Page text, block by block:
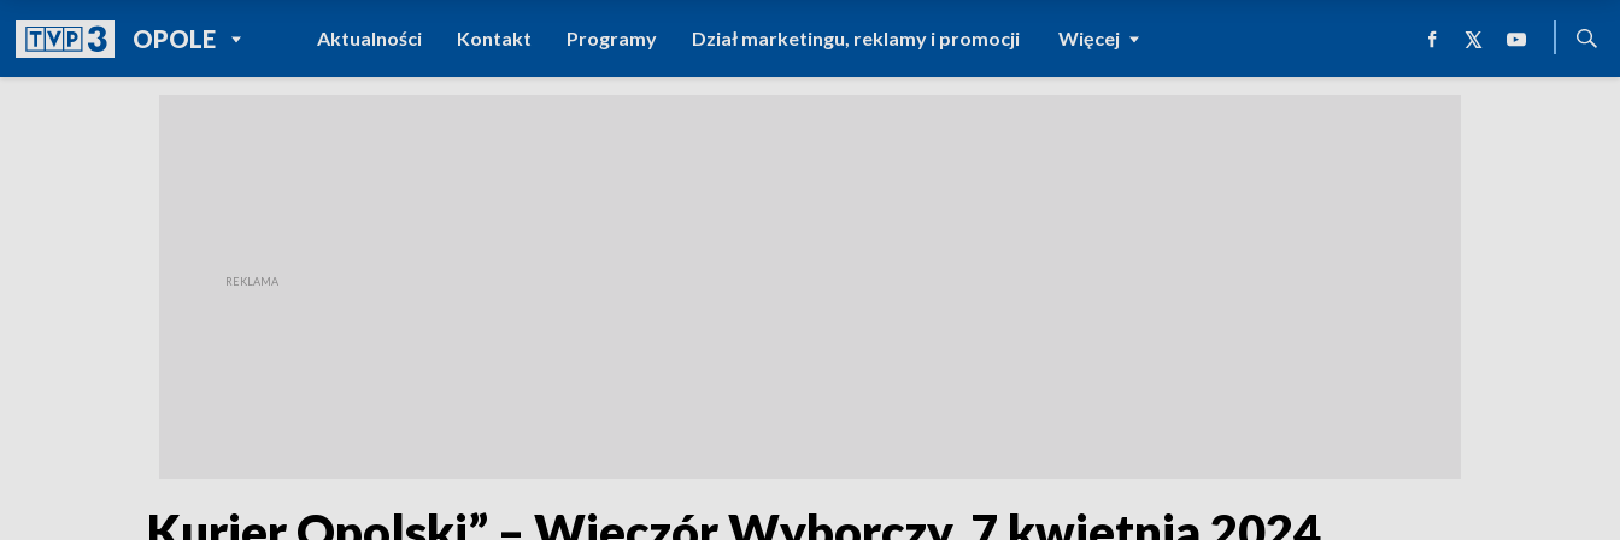
OPOLEPOWRÓT DO
TVP REGIONY
Aktualności Kontakt Programy Dział marketingu, reklamy i promocji Więcej